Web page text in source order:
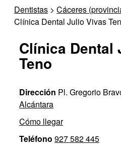
PARA CLÍNICAS DENTALES
CONTACTAR
Dentistas > Cáceres
Clínica Dental Julio Vivas
Clínica Dental
Teno
Dirección Pl. Gregorio
Alcántara
Cómo llegar
Teléfono 927 582 445